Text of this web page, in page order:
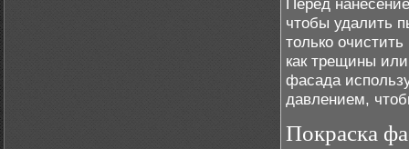
Перед
чтобы удалить
только
как трещины
фасада
давлением,
Покраска